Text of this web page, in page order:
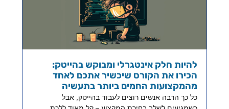
להיות חלק אינטגרלי ומבוקש בהייטק:
הכירו את הקורס שיכשיר אתכם לאחד
מהמקצועות החמים ביותר בתעשיה
כל כך הרבה אנשים רוצים לעבוד בהייטק, אבל